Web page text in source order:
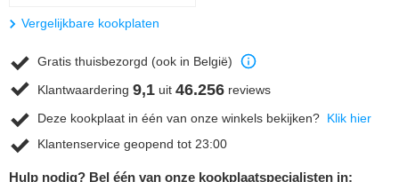
Vergelijkbare kookplaten
Gratis thuisbezorgd (ook in België)
Klantwaardering 9,1 uit 46.256 reviews
Deze kookplaat in één van onze winkels bekijken? Klik hier
Klantenservice geopend tot 23:00
Hulp nodig? Bel één van onze kookplaatspecialisten in: